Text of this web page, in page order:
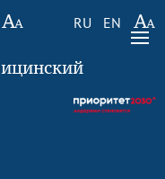
RU EN